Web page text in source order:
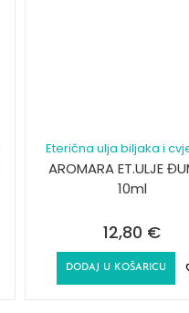
Eterična ulja biljaka i
AROMARA ET.ULJE
10ml
12,80 €
DODAJ U KOŠARICU